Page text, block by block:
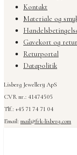
Kontakt
Materiale og
Gavekort og
Returportal
Datapolitik
Lisberg Jewellery ApS
CVR nr.: 41474505
Tlf.: +45 71 74 71 04
Email: mail@frk-lisberg.com